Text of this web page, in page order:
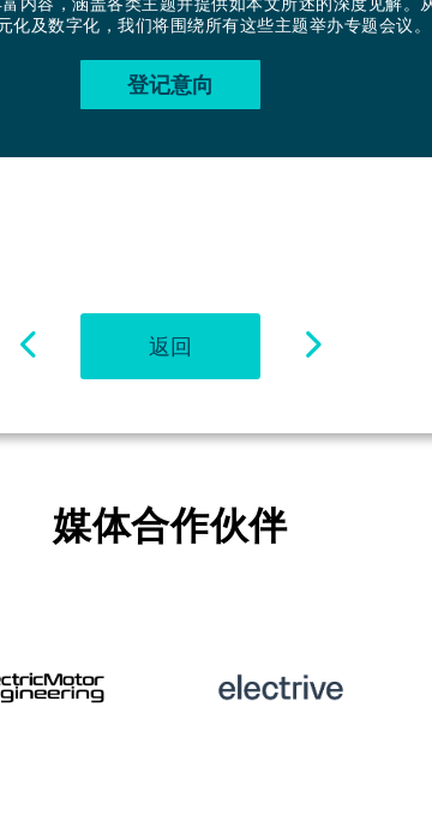
化及数字化，我们将围绕所有这些主题举办专题会议。
登记意向
返回
媒体合作伙伴